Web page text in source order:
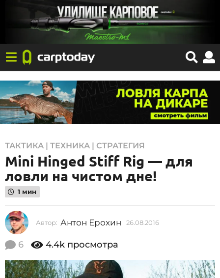
2
6
0
8
.
2
0
6
ТАКТИКА | ТЕХНИКА | СТРАТЕГИЯ
Mini Hinged Stiff Rig — для
ловли на чистом дне!
1 мин
Автор: Антон Ерохин 26.08.2016
.
6 4.4k просмотра